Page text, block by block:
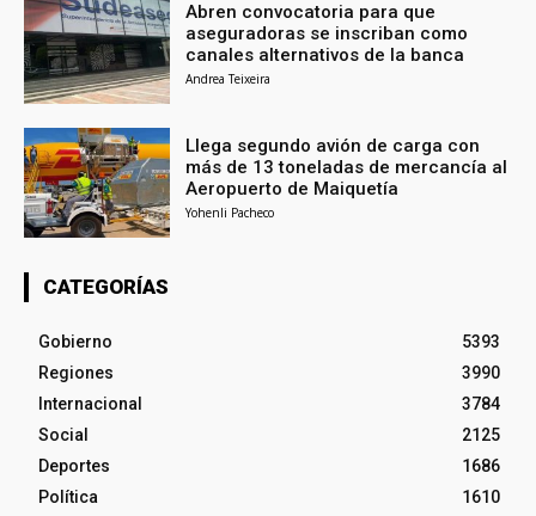
Abren convocatoria para que
aseguradoras se inscriban como
canales alternativos de la banca
Andrea Teixeira
Llega segundo avión de carga con
más de 13 toneladas de mercancía al
Aeropuerto de Maiquetía
Yohenli Pacheco
CATEGORÍAS
Gobierno
5393
Regiones
3990
Internacional
3784
Social
2125
Deportes
1686
Política
1610